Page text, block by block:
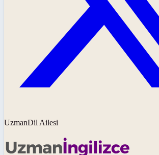
UzmanDil Ailesi